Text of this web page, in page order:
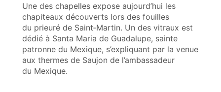
Une des chapelles expose aujourd’hui les
chapiteaux découverts lors des fouilles
du prieuré de Saint‑Martin. Un des vitraux est
dédié à Santa Maria de Guadalupe, sainte
patronne du Mexique, s’expliquant par la venue
aux thermes de Saujon de l’ambassadeur
du Mexique.